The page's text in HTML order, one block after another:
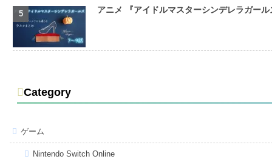
アニメ 『アイドルマスターシンデレラガー
Category
ゲーム
Nintendo Switch Online